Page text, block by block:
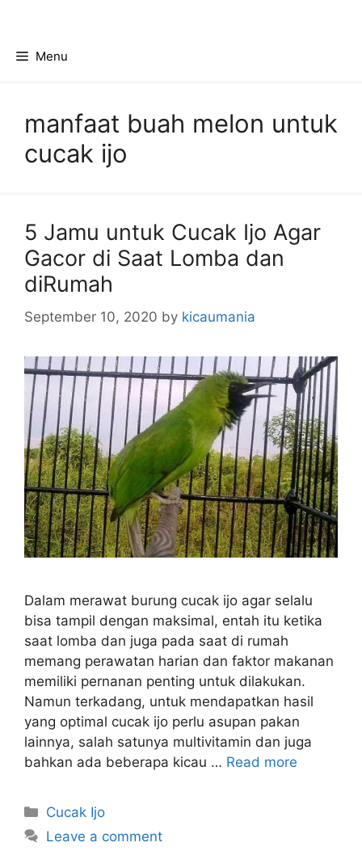
contentMenu
manfaat buah melon untuk
cucak ijo
5 Jamu untuk Cucak Ijo Agar
Gacor di Saat Lomba dan
diRumah
September 10, 2020 by kicaumania
Dalam merawat burung cucak ijo agar selalu
bisa tampil dengan maksimal, entah itu ketika
saat lomba dan juga pada saat di rumah
memang perawatan harian dan faktor makanan
memiliki pernanan penting untuk dilakukan.
Namun terkadang, untuk mendapatkan hasil
yang optimal cucak ijo perlu asupan pakan
lainnya, salah satunya multivitamin dan juga
bahkan ada beberapa kicau … Read more
Categories
Cucak Ijo
Leave a comment